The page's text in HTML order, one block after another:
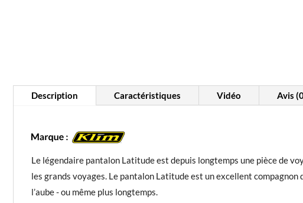
Description Caractéristiques Vidéo Avis
Le légendaire pantalon Latitude est depuis longtemps une pièce de
les grands voyages. Le pantalon Latitude est un excellent compagnon
l’aube - ou même plus longtemps.